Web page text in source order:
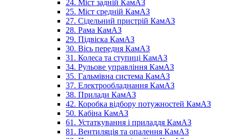
24. Міст задній КамАЗ
25. Міст средній КамАЗ
27. Сідельний пристрій КамАЗ
28. Рама КамАЗ
29. Підвіска КамАЗ
30. Вісь передня КамАЗ
31. Колеса та ступиці КамАЗ
34. Рульове управління КамАЗ
35. Гальмівна система КамАЗ
37. Електрообладнання КамАЗ
38. Прилади КамАЗ
42. Коробка відбору потужностей КамАЗ
50. Кабіна КамАЗ
61. Устаткування і приладдя КамАЗ
81. Вентиляція та опалення КамАЗ